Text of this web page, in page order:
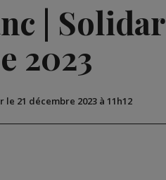
|
2023
le 21 décembre 2023 à 11h12